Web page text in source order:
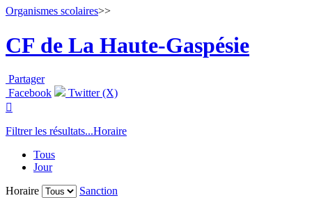
Organismes scolaires>>
CF de La Haute-Gaspésie
Partager
Facebook
Twitter (X)

Filtrer les résultats...Horaire
Tous
Jour
Horaire
Sanction